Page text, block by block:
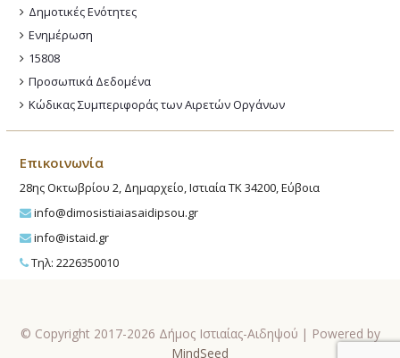
Δημοτικές Ενότητες
Ενημέρωση
15808
Προσωπικά Δεδομένα
Κώδικας Συμπεριφοράς των Αιρετών Οργάνων
Επικοινωνία
28ης Οκτωβρίου 2, Δημαρχείο, Ιστιαία ΤΚ 34200, Εύβοια
info@dimosistiaiasaidipsou.gr
info@istaid.gr
Τηλ: 2226350010
© Copyright 2017-2026 Δήμος Ιστιαίας-Αιδηψού | Powered by
MindSeed